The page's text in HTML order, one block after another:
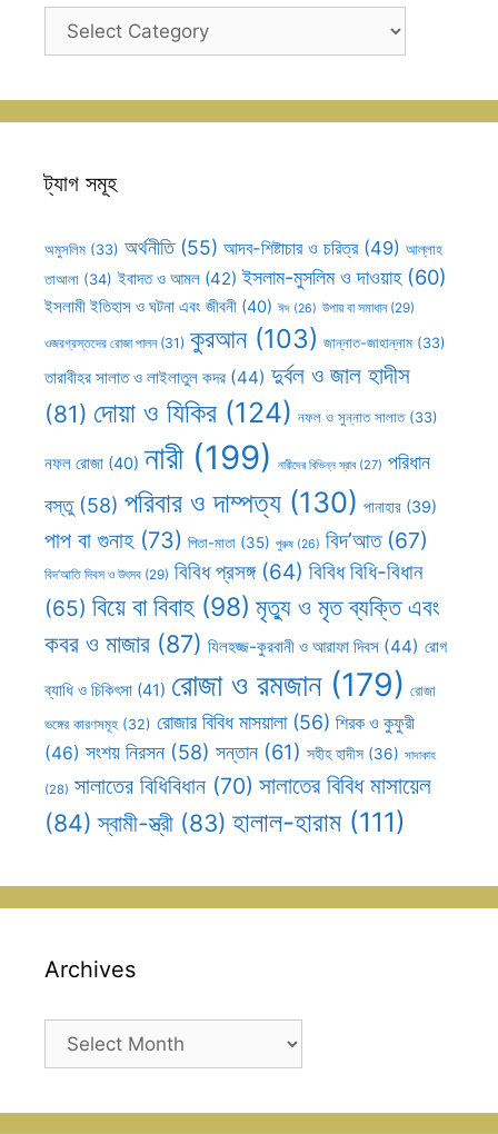
ক্যাটাগরি
ট্যাগ সমূহ
অমুসলিম (33) অর্থনীতি(55) আদব-শিষ্টাচার ও চরিত্র(49) আল্লাহ
তাআলা (34) ইবাদত ও আমল (42) ইসলাম-মুসলিম ও দাওয়াহ(60)
ইসলামী ইতিহাস ও ঘটনা এবং জীবনী (40) ঈদ (26) উপায় বা সমাধান(29)
ওজরগ্রস্তদের রোজা পালন(31) কুরআন(103) জান্নাত-জাহান্নাম (33)
তারাবীহর সালাত ও লাইলাতুল কদর (44) দুর্বল ও জাল হাদীস
(81) দোয়া ও যিকির (124) নফল ও সুন্নাত সালাত(33)
নফল রোজা (40) নারী(199) নারীদের বিভিন্ন স্রাব(27) পরিধান
বস্তু(58) পরিবার ও দাম্পত্য (130) পানাহার (39)
পাপ বা গুনাহ(73) পিতা-মাতা (35) পুরুষ (26) বিদ’আত(67)
বিদ’আতি দিবস ও উৎসব (29) বিবিধ প্রসঙ্গ(64) বিবিধ বিধি-বিধান
(65) বিয়ে বা বিবাহ (98) মৃত্যু ও মৃত ব্যক্তি এবং
কবর ও মাজার (87) যিলহজ্জ-কুরবানী ও আরাফা দিবস (44) রোগ
ব্যাধি ও চিকিৎসা (41) রোজা ও রমজান(179) রোজা
ভঙ্গের কারণসমূহ (32) রোজার বিবিধ মাসয়ালা(56) শিরক ও কুফুরী
(46) সংশয় নিরসন (58) সন্তান (61) সহীহ হাদীস (36) সাদাকাহ
(28) সালাতের বিধিবিধান (70) সালাতের বিবিধ মাসায়েল
(84) স্বামী-স্ত্রী (83) হালাল-হারাম (111)
Archives
Archives